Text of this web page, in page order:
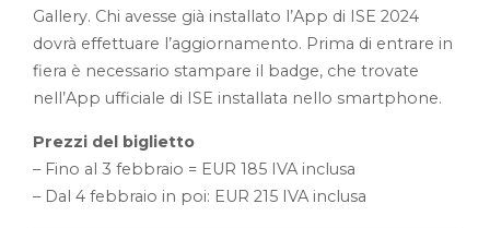
Gallery. Chi avesse già installato l’App di ISE 2024
dovrà effettuare l’aggiornamento. Prima di entrare in
fiera è necessario stampare il badge, che trovate
nell’App ufficiale di ISE installata nello smartphone.
Prezzi del biglietto
– Fino al 3 febbraio = EUR 185 IVA inclusa
– Dal 4 febbraio in poi: EUR 215 IVA inclusa